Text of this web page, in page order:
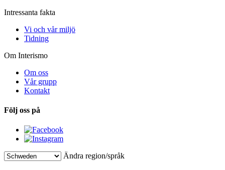
Intressanta fakta
Vi och vår miljö
Tidning
Om Interismo
Om oss
Vår grupp
Kontakt
Följ oss på
Ändra region/språk